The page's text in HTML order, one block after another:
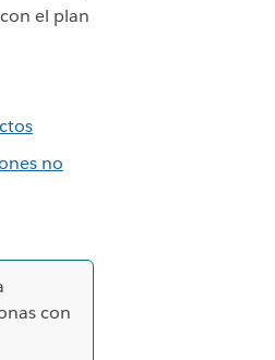
el plan
no
con